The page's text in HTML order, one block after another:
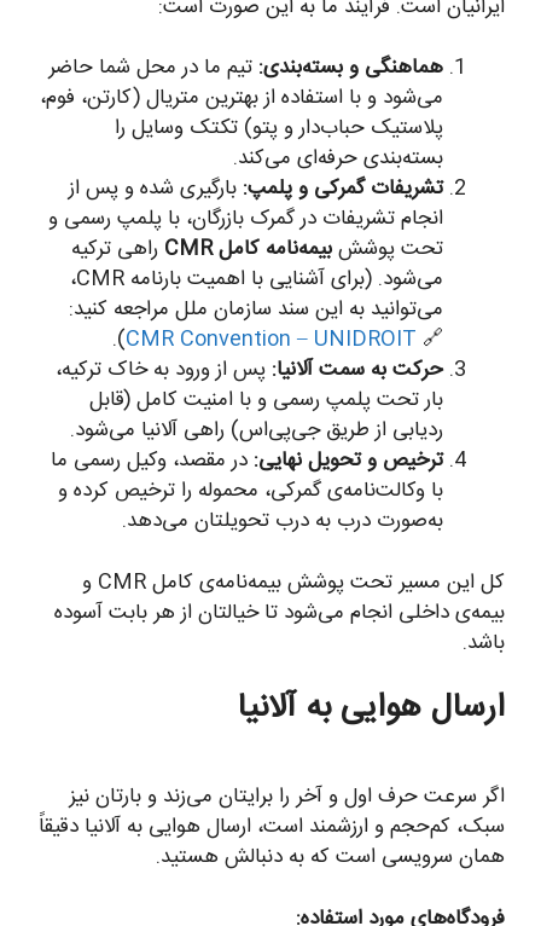
ایرانیان است. فرآیند ما به این صورت است:
هماهنگی و بسته‌بندی: تیم ما در محل شما حاضر
می‌شود و با استفاده از بهترین متریال (کارتن، فوم،
پلاستیک حباب‌دار و پتو) تکتک وسایل را
بسته‌بندی حرفه‌ای می‌کند.
تشریفات گمرکی و پلمپ: بارگیری شده و پس از
انجام تشریفات در گمرک بازرگان، با پلمپ رسمی و
تحت پوششبیمه‌نامه کامل CMR
راهی ترکیه
می‌شود. (برای آشنایی با اهمیت بارنامه CMR،
می‌توانید به این سند سازمان ملل مراجعه کنید:
🔗
CMR Convention – UNIDROIT
).
حرکت به سمت آلانیا: پس از ورود به خاک ترکیه،
بار تحت پلمپ رسمی و با امنیت کامل (قابل
ردیابی از طریق جی‌پی‌اس) راهی آلانیا می‌شود.
ترخیص و تحویل نهایی: در مقصد، وکیل رسمی ما
با وکالت‌نامه‌ی گمرکی، محموله را ترخیص کرده و
به‌صورت درب به درب تحویلتان می‌دهد.
کل این مسیر تحت پوشش بیمه‌نامه‌ی کامل CMR و
بیمه‌ی داخلی انجام می‌شود تا خیالتان از هر بابت آسوده
باشد.
ارسال هوایی به آلانیا
اگر سرعت حرف اول و آخر را برایتان می‌زند و بارتان نیز
سبک، کم‌حجم و ارزشمند است، ارسال هوایی به آلانیا دقیقاً
همان سرویسی است که به دنبالش هستید.
فرودگاه‌های مورد استفاده: